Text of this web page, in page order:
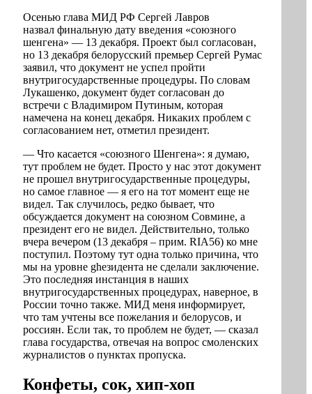
Осенью глава МИД РФ Сергей Лавров
назвал финальную дату введения «союзного
шенгена» — 13 декабря. Проект был согласован,
но 13 декабря белорусский премьер Сергей Румас
заявил, что документ не успел пройти
внутригосударственные процедуры. По словам
Лукашенко, документ будет согласован до
встречи с Владимиром Путиным, которая
намечена на конец декабря. Никаких проблем с
согласованием нет, отметил президент.
— Что касается «союзного Шенгена»: я думаю,
тут проблем не будет. Просто у нас этот документ
не прошел внутригосударственные процедуры,
но самое главное — я его на тот момент еще не
видел. Так случилось, редко бывает, что
обсуждается документ на союзном Совмине, а
президент его не видел. Действительно, только
вчера вечером (13 декабря – прим. RIA56) ко мне
поступил. Поэтому тут одна только причина, что
мы на уровне ghезидента не сделали заключение.
Это последняя инстанция в наших
внутригосударственных процедурах, наверное, в
России точно также. МИД меня информирует,
что там учтены все пожелания и белорусов, и
россиян. Если так, то проблем не будет, — сказал
глава государства, отвечая на вопрос смоленских
журналистов о пунктах пропуска.
Конфеты, сок, хип-хоп